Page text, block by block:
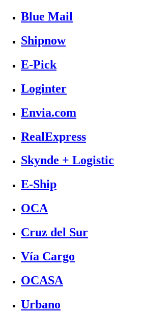
Blue Mail
Shipnow
E-Pick
Loginter
Envia.com
RealExpress
Skynde + Logistic
E-Ship
OCA
Cruz del Sur
Vía Cargo
OCASA
Urbano